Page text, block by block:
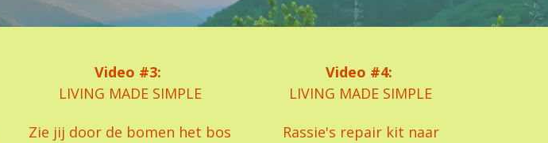
Video #3:
LIVING MADE SIMPLE
Zie jij door de bomen het bos
Video #4:
LIVING MADE SIMPLE
Rassie's repair kit naar